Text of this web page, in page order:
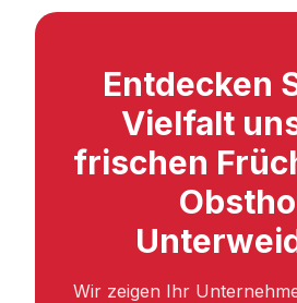
Entdecken
Vielfalt
frischen
Wir zeigen Ihr